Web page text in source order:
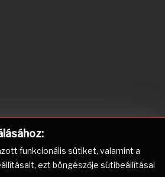
funkcionális sütiket, valamint a
ezt böngészője sütibeállításai